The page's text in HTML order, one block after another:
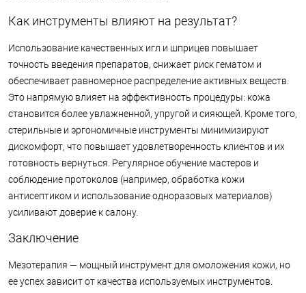
Как инструменты влияют на результат?
Использование качественных игл и шприцев повышает
точность введения препаратов, снижает риск гематом и
обеспечивает равномерное распределение активных веществ.
Это напрямую влияет на эффективность процедуры: кожа
становится более увлажненной, упругой и сияющей. Кроме того,
стерильные и эргономичные инструменты минимизируют
дискомфорт, что повышает удовлетворенность клиентов и их
готовность вернуться. Регулярное обучение мастеров и
соблюдение протоколов (например, обработка кожи
антисептиком и использование одноразовых материалов)
усиливают доверие к салону.
Заключение
Мезотерапия — мощный инструмент для омоложения кожи, но
ее успех зависит от качества используемых инструментов.